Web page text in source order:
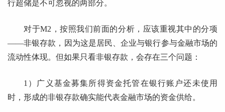
行超储是不可忽视的两部分。
对于M2，按照我们前面的分析，应该重视其中的分项
——非银存款，因为这是居民、企业与银行参与金融市场的
流动性体现。但如果只看非银存款，会存在三个问题：
1）广义基金募集所得资金托管在银行账户还未使用
时，形成的非银存款确实能代表金融市场的资金供给。